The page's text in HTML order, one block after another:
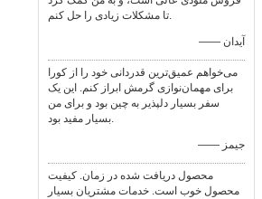
تا مشکلات زیادی را حل کنم.
—— آيدان
می‌خواهم عمیق‌ترین قدردانی خود را از کورا
برای مهمان‌نوازی گرمش ابراز کنم. این یک
سفر بسیار دلپذیر به چین بود و برای من
بسیار مفید بود.
—— جیمز
محصول دریافت شده در زمان. کیفیت
محصول خوب است. خدمات مشتریان بسیار